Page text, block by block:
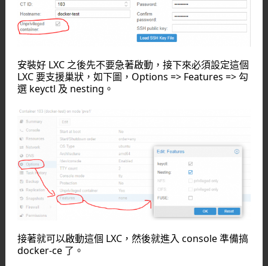
安裝好 LXC 之後先不要急著啟動，接下來必須設定這個
LXC 要支援巢狀，如下圖，Options => Features => 勾
選 keyctl 及 nesting。
接著就可以啟動這個 LXC，然後就進入 console 準備搞
docker-ce 了。